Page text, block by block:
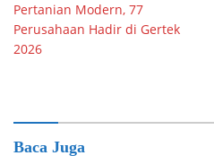
Pertanian Modern, 77
Perusahaan Hadir di Gertek
2026
Baca Juga